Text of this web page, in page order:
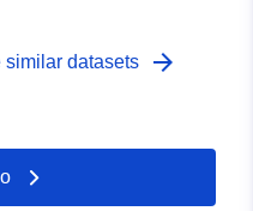
similar datasets arrow_forward